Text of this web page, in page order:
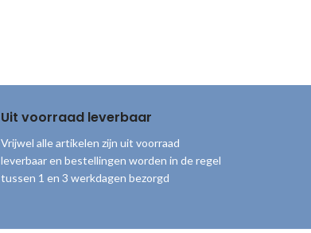
Uit voorraad leverbaar
Vrijwel alle artikelen zijn uit voorraad
leverbaar en bestellingen worden in de regel
tussen 1 en 3 werkdagen bezorgd